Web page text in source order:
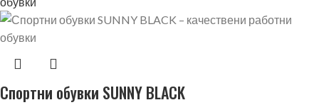
Спортни обувки SUNNY BLACK